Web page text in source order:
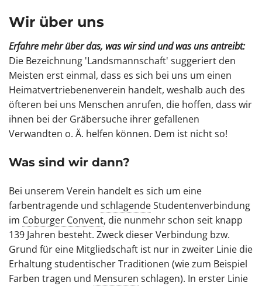
Wir über uns
Erfahre mehr über das, was wir sind und was uns antreibt:
Die Bezeichnung 'Landsmannschaft' suggeriert den
Meisten erst einmal, dass es sich bei uns um einen
Heimatvertriebenenverein handelt, weshalb auch des
öfteren bei uns Menschen anrufen, die hoffen, dass wir
ihnen bei der Gräbersuche ihrer gefallenen
Verwandten o. Ä. helfen können. Dem ist nicht so!
Was sind wir dann?
Bei unserem Verein handelt es sich um eine
farbentragende und schlagendeStudentenverbindung
im Coburger Convent, die nunmehr schon seit knapp
139 Jahren besteht. Zweck dieser Verbindung bzw.
Grund für eine Mitgliedschaft ist nur in zweiter Linie die
Erhaltung studentischer Traditionen (wie zum Beispiel
Farben tragen und Mensuren schlagen). In erster Linie